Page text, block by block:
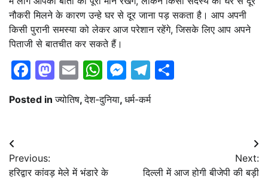
नौकरी मिलने के कारण उन्हे घर से दूर जाना पड़ सकता है। आप अपनी
किसी पुरानी समस्या को लेकर आज परेशान रहेंगे, जिसके लिए आप अपने
पिताजी से बातचीत कर सकते हैं।
Facebook
Mastodon
EmailWhatsApp
Messenger
Telegram
Posted inज्योतिष,देश-दुनिया, धर्म-कर्म
Post
navigation
Previous:
हरिद्वार कांवड़ मेले में भंडारे के
Next:
दिल्ली में आज होगी बीजेपी की बड़ी